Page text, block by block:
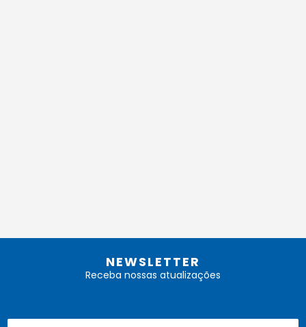
NEWSLETTER
Receba nossas atualizações